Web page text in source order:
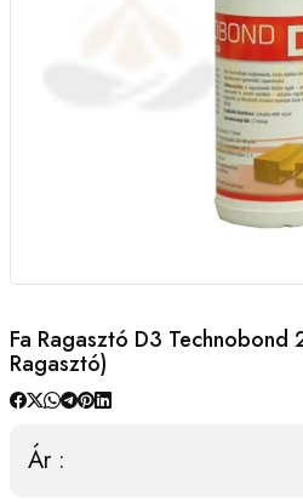
Fa Ragasztó D3 Technobond
Ragasztó)
Ár :